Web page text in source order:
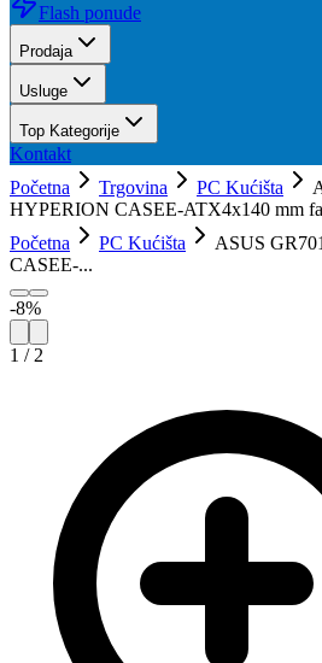
Flash ponude
Prodaja
Usluge
Top Kategorije
Kontakt
Početna
Trgovina PC Kućišta
HYPERION CASEE-ATX4x140 mm
Početna
PC Kućišta
ASUS
CASEE-...
-8%
1 / 2